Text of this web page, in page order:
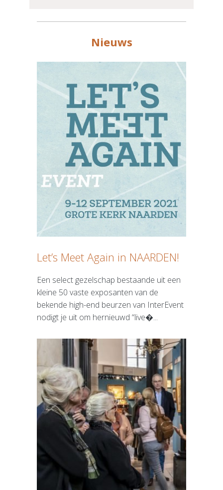
Nieuws
Let’s Meet Again in NAARDEN!
Een select gezelschap bestaande uit een
kleine 50 vaste exposanten van de
bekende high-end beurzen van InterEvent
nodigt je uit om hernieuwd “live�...